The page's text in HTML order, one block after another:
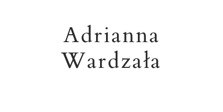
Adrianna
Wardzała